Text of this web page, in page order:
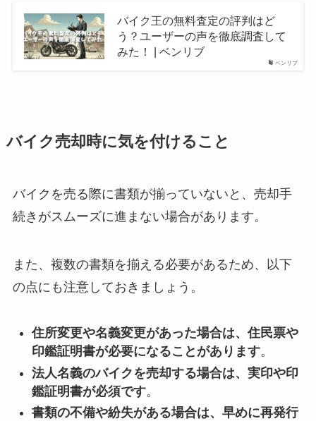
ベンリブ
バイク王の無料査定の評判はど
う？ユーザーの声を徹底調査して
みた！ | ベンリブ
バイク売却時に気を付けること
バイクを売る際に書類が揃っていないと、売却手
続きがスムーズに進まない場合があります。
また、複数の書類を揃える必要があるため、以下
の点にも注意しておきましょう。
住所変更や名義変更があった場合は、住民票や
印鑑証明書が必要になることがあります。
法人名義のバイクを売却する場合は、実印や印
鑑証明書が必須です。
書類の不備や紛失がある場合は、早めに再発行